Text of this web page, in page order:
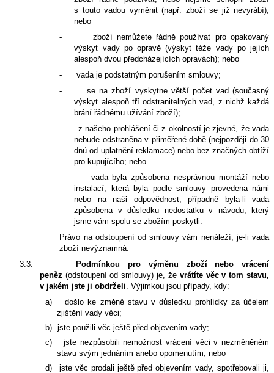
s touto vadou vyměnit (např. zboží se již nevyrábí);
nebo
-
zboží nemůžete řádně používat pro opakovaný
výskyt vady po opravě (výskyt téže vady po jejích
alespoň dvou předcházejících opravách); nebo
-
vada je podstatným porušením smlouvy;
-
se na zboží vyskytne větší počet vad (současný
výskyt alespoň tří odstranitelných vad, z nichž každá
brání řádnému užívání zboží);
-
z našeho prohlášení či z okolností je zjevné, že vada
nebude odstraněna v přiměřené době (nejpozději do 30
dnů od uplatnění reklamace) nebo bez značných obtíží
pro kupujícího; nebo
-
vada byla způsobena nesprávnou montáží nebo
instalací, která byla podle smlouvy provedena námi
nebo na naši odpovědnost; případně byla-li vada
způsobena v důsledku nedostatku v návodu, který
jsme vám spolu se zbožím poskytli.
Právo na odstoupení od smlouvy vám nenáleží, je-li vada
zboží nevýznamná.
3.3.
Podmínkou pro výměnu zboží nebo vrácení
peněz (odstoupení od smlouvy) je, že vrátíte věc v tom stavu,
v jakém jste ji obdrželi . Výjimkou jsou případy, kdy:
a)
došlo ke změně stavu v důsledku prohlídky za účelem
zjištění vady věci;
b)
jste použili věc ještě před objevením vady;
c)
jste nezpůsobili nemožnost vrácení věci v nezměněném
stavu svým jednáním anebo opomenutím; nebo
d)
jste věc prodali ještě před objevením vady, spotřebovali ji,